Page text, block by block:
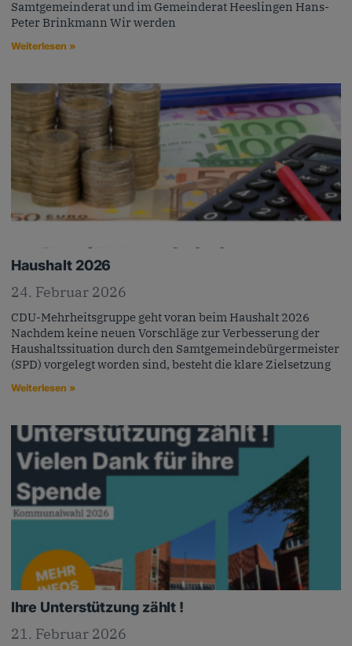
Samtgemeinderat und im Gemeinderat Heeslingen Hans-
Peter Brinkmann Wir werden
Weiterlesen »
Haushalt 2026
24. Februar 2026
CDU-Mehrheitsgruppe geht voran beim Haushalt 2026
Nachdem keine neuen Vorschläge zur Verbesserung der
Haushaltssituation durch den Samtgemeindebürgermeister
(SPD) vorgelegt worden sind, besteht die klare Zielsetzung
Weiterlesen »
Ihre Unterstützung zählt !
21. Februar 2026